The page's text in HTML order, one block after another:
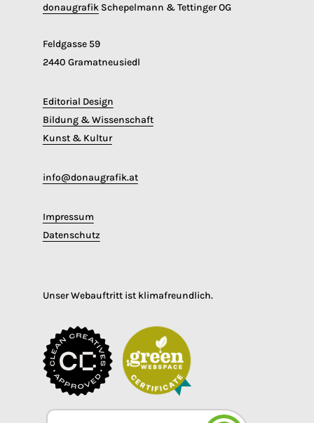
donaugrafikSchepelmann & Tettinger OG
Feldgasse 59
2440 Gramatneusiedl
Editorial Design
Bildung & Wissenschaft
Kunst & Kultur
info@donaugrafik.at
Impressum
Datenschutz
Unser Webauftritt ist klimafreundlich.